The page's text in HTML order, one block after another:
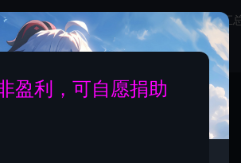
高中化学 高中各科汇
盈利，可自愿捐助